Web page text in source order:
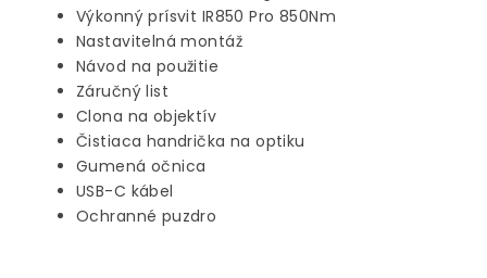
Výkonný prísvit IR850 Pro 850Nm
Nastavitelná montáž
Návod na použitie
Záručný list
Clona na objektív
Čistiaca handrička na optiku
Gumená očnica
USB-C kábel
Ochranné puzdro